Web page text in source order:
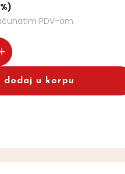
PDV-om.
dodaj u korpu